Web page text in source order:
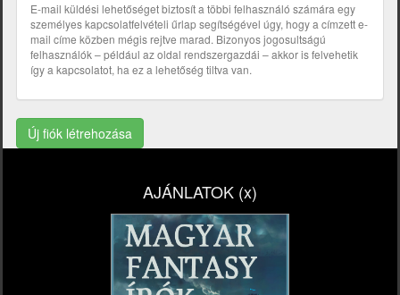
E-mail küldési lehetőséget biztosít a többi felhasználó számára egy
személyes kapcsolatfelvételi űrlap segítségével úgy, hogy a címzett e-
mail címe közben mégis rejtve marad. Bizonyos jogosultságú
felhasználók – például az oldal rendszergazdái – akkor is felvehetik
így a kapcsolatot, ha ez a lehetőség tiltva van.
Új fiók létrehozása
AJÁNLATOK (x)